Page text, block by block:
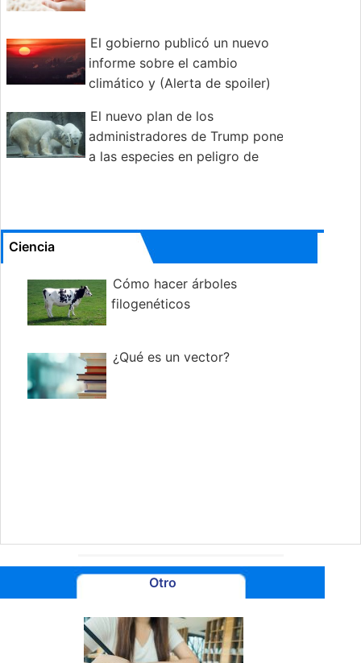
El gobierno publicó un nuevo
informe sobre el cambio
climático y (Alerta de spoiler)
El nuevo plan de los
administradores de Trump pone
a las especies en peligro de
Ciencia
Cómo hacer árboles
filogenéticos
¿Qué es un vector?
Otro